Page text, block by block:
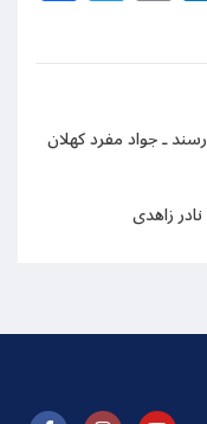
ـ جواد مفرد کهلان
زاهدی